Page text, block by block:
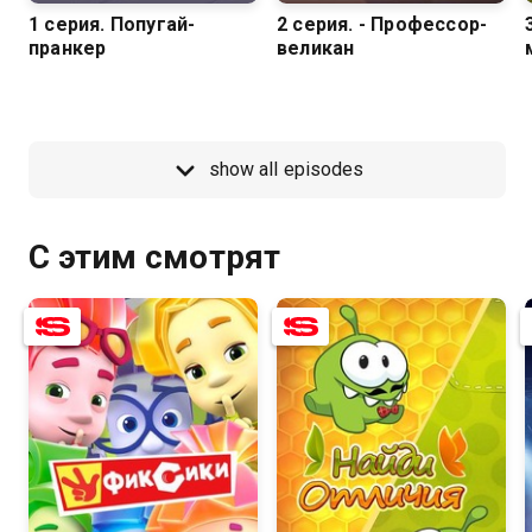
1 серия. Попугай-
пранкер
2 серия. - Профессор-
великан
show all episodes
С этим смотрят